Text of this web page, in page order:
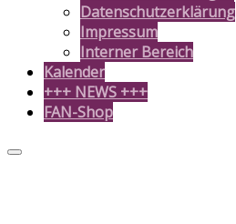
Datenschutzerklärung
Impressum
Interner Bereich
Kalender
+++ NEWS +++
FAN-Shop